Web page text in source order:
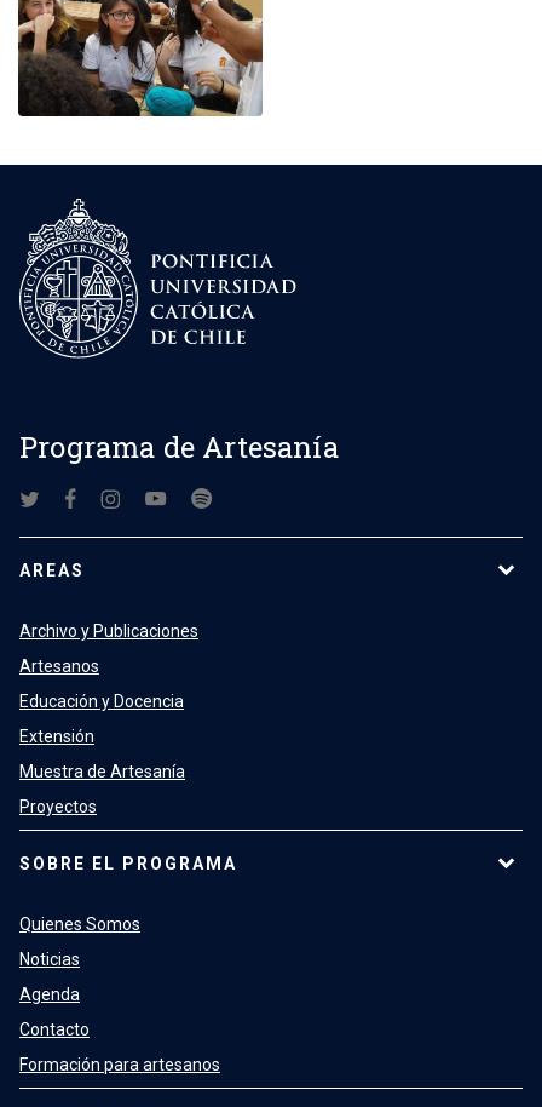
Programa de Artesanía
AREAS
Archivo y Publicaciones
Artesanos
Educación y Docencia
Extensión
Muestra de Artesanía
Proyectos
SOBRE EL PROGRAMA
Quienes Somos
Noticias
Agenda
Contacto
Formación para artesanos